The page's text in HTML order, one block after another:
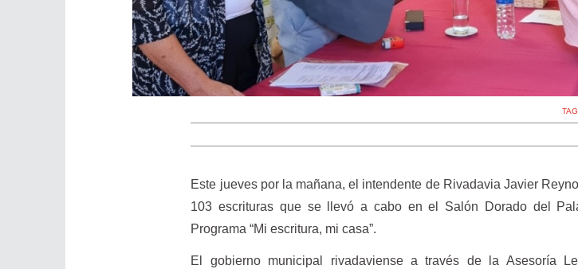
Este jueves por la mañana, el intendente de Rivadavia Javier
103 escrituras que se llevó a cabo en el Salón Dorado del
Programa “Mi escritura, mi casa”.
El gobierno municipal rivadaviense a través de la Asesoría